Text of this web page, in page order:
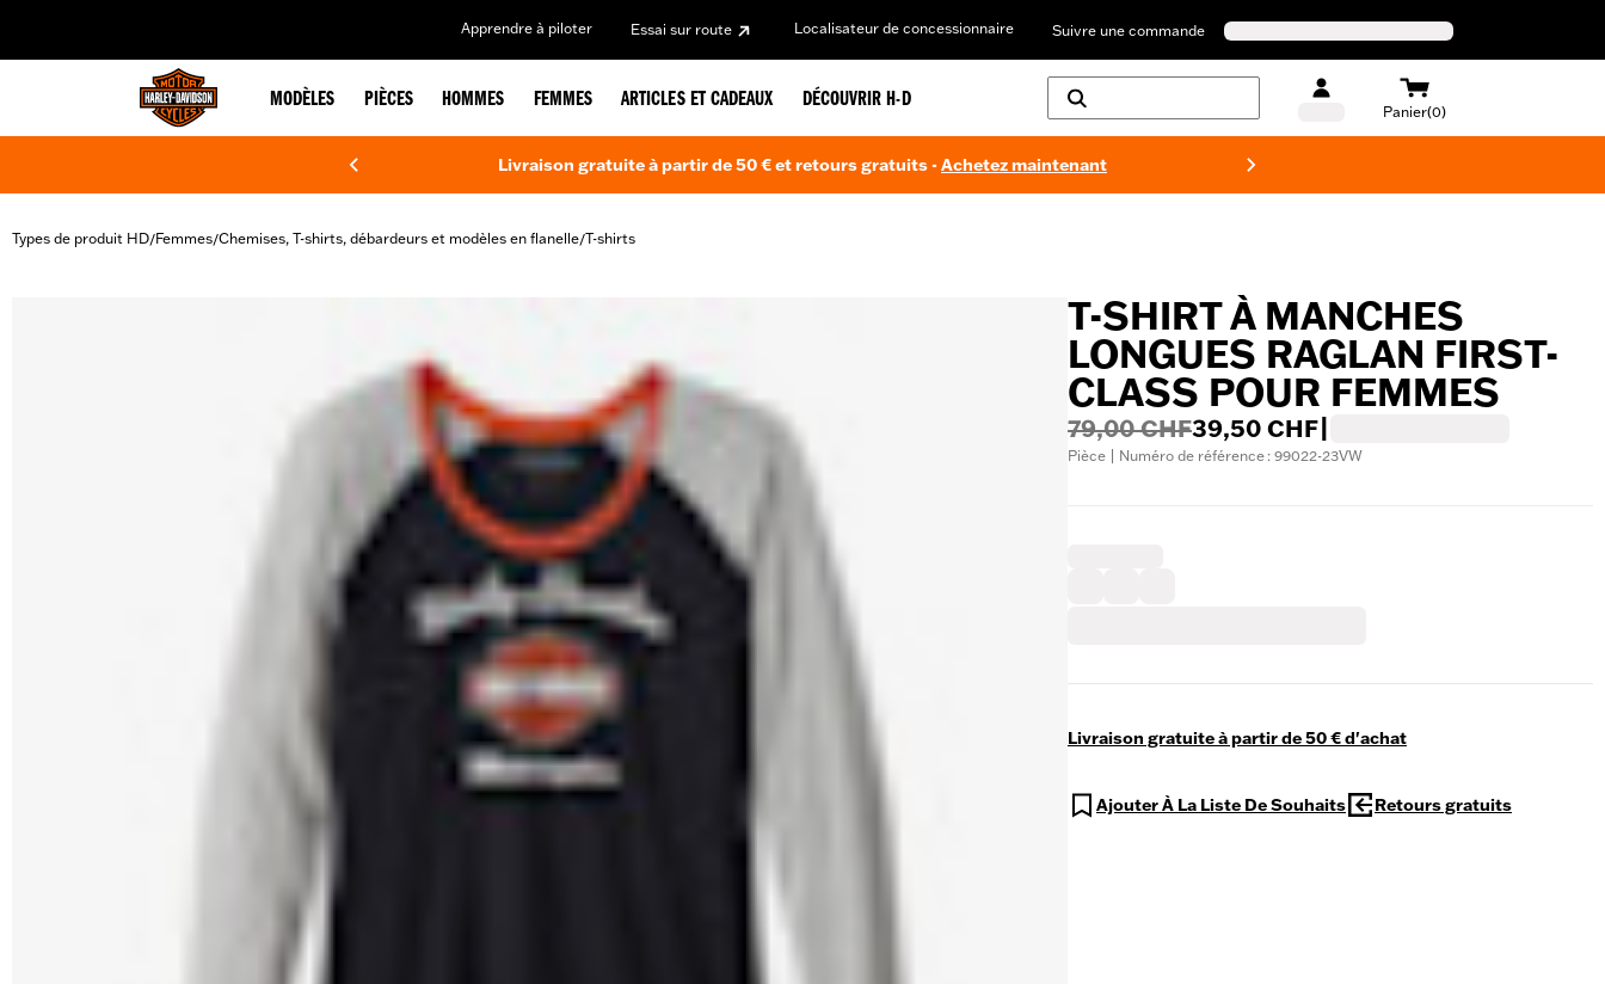
Apprendre à piloter Essai sur route Localisateur de concessionnaire Suivre une commande
MODÈLES PIÈCES HOMMES FEMMES ARTICLES ET CADEAUX DÉCOUVRIR H-D
Panier(0)
Livraison gratuite à partir de 50 € et retours gratuits -Achetez maintenant
Types de produit HD/Femmes/Chemises, T-shirts, débardeurs et modèles en flanelle/T-shirts
T-SHIRT À MANCHES
LONGUES RAGLAN FIRST-
CLASS POUR FEMMES
79,00 CHF39,50 CHF
Pièce | Numéro de référence : 99022-23VW
Livraison gratuite à partir de 50 € d'achat
Ajouter À La Liste De Souhaits Retours gratuits